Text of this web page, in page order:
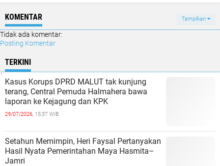
KOMENTAR Tampilkan
Tidak ada komentar:
Posting Komentar
TERKINI
Kasus Korups DPRD MALUT tak kunjung
terang, Central Pemuda Halmahera bawa
laporan ke Kejagung dan KPK
29/07/2026, 15:37 WIB
Setahun Memimpin, Heri Faysal Pertanyakan
Hasil Nyata Pemerintahan Maya Hasmita–
Jamri